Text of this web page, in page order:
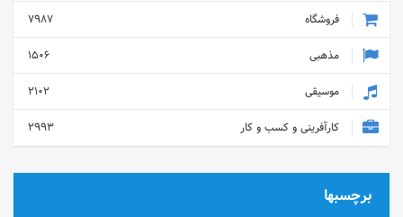
فروشگاه
7987
مذهبی
1506
موسیقی
2102
کارآفرینی و کسب و کار
2993
برچسبها